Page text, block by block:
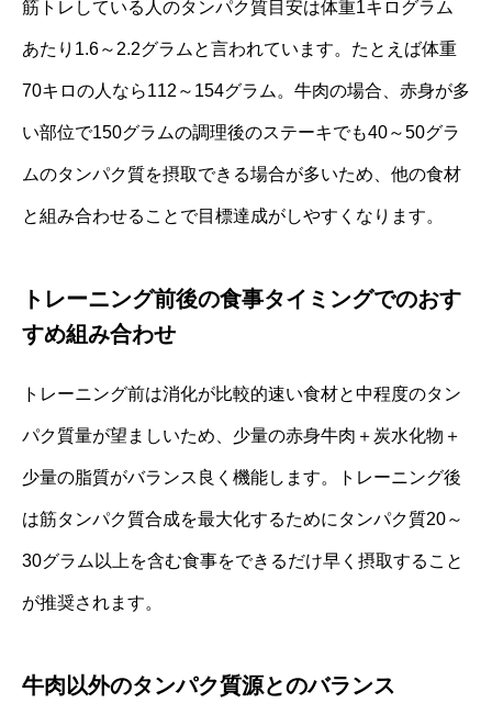
筋トレしている人のタンパク質目安は体重1キログラム
あたり1.6～2.2グラムと言われています。たとえば体重
70キロの人なら112～154グラム。牛肉の場合、赤身が多
い部位で150グラムの調理後のステーキでも40～50グラ
ムのタンパク質を摂取できる場合が多いため、他の食材
と組み合わせることで目標達成がしやすくなります。
トレーニング前後の食事タイミングでのおす
すめ組み合わせ
トレーニング前は消化が比較的速い食材と中程度のタン
パク質量が望ましいため、少量の赤身牛肉＋炭水化物＋
少量の脂質がバランス良く機能します。トレーニング後
は筋タンパク質合成を最大化するためにタンパク質20～
30グラム以上を含む食事をできるだけ早く摂取すること
が推奨されます。
牛肉以外のタンパク質源とのバランス